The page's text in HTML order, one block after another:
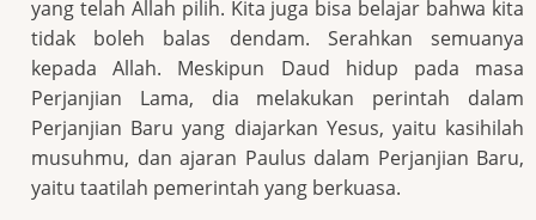
yang telah Allah pilih. Kita juga bisa belajar bahwa kita
tidak boleh balas dendam. Serahkan semuanya
kepada Allah. Meskipun Daud hidup pada masa
Perjanjian Lama, dia melakukan perintah dalam
Perjanjian Baru yang diajarkan Yesus, yaitu kasihilah
musuhmu, dan ajaran Paulus dalam Perjanjian Baru,
yaitu taatilah pemerintah yang berkuasa.